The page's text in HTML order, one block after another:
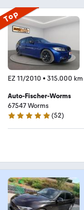
Top
EZ 11/2010 • 315.000 km
Auto-Fischer-Worms
67547 Worms
4.9 Sterne
(52)